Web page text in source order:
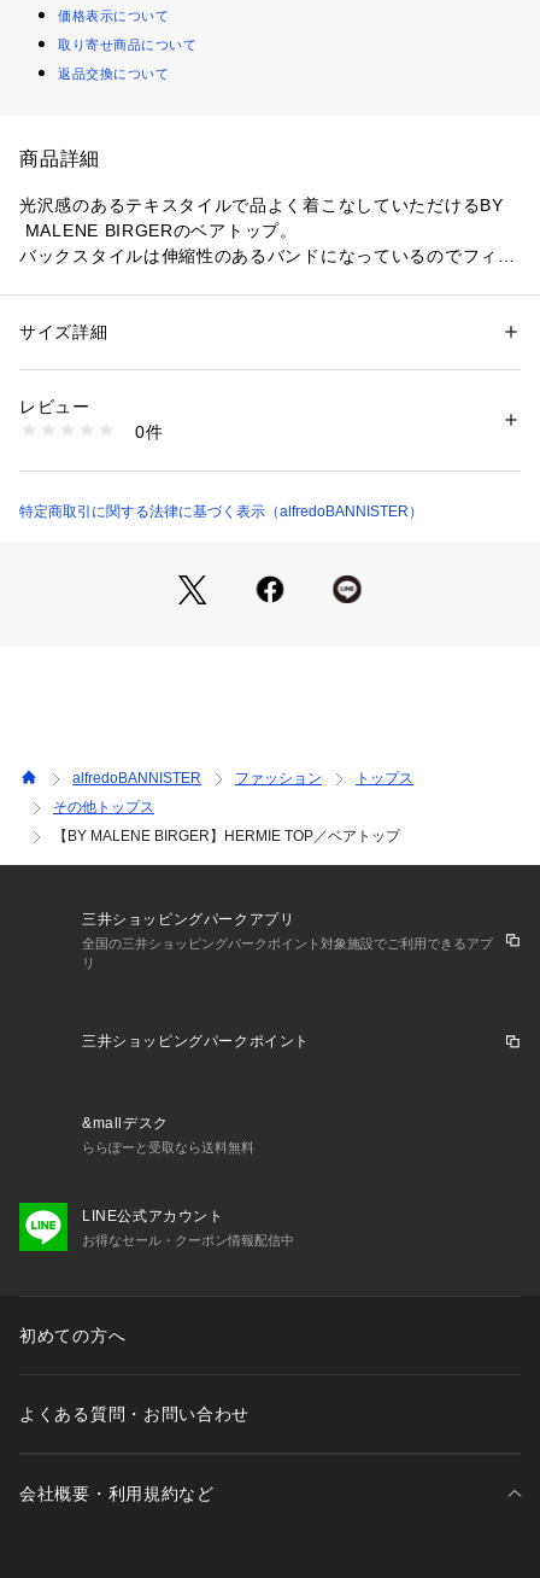
価格表示について
取り寄せ商品について
返品交換について
商品詳細
光沢感のあるテキスタイルで品よく着こなしていただけるBY
MALENE BIRGERのベアトップ。
バックスタイルは伸縮性のあるバンドになっているのでフィッ
す。
2003年にデンマーク人デザイナーのマレーネ ビルガーによっ
スタイルを融合させたデザインを提案するウィメンズウェアブ
現代性、エレガントかつ控えめな高級感を併せ持つコレクショ
性別：レディース
素材：表地　リサイクルポリエステル59％　綿41％　裏地　レーヨン5
生産国：中国
洗濯：手洗い可
商品番号：1096800013517 （モール）
サイズ詳細
レビュー
0件
特定商取引に関する法律に基づく表示（alfredoBANNISTER）
alfredoBANNISTER ファッション
トップス
その他トップス
【BY MALENE BIRGER】HERMIE TOP／ベアトップ
三井ショッピングパークアプリ
全国の三井ショッピングパークポイント対象施設でご利用できるアプ
リ
三井ショッピングパークポイント
&mallデスク
ららぽーと受取なら送料無料
LINE公式アカウント
お得なセール・クーポン情報配信中
初めての方へ
よくある質問・お問い合わせ
会社概要・利用規約など